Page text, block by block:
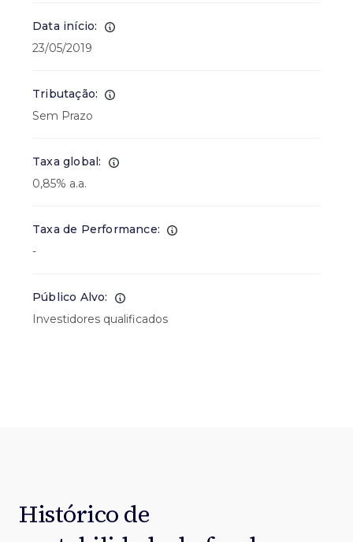
Data início:
23/05/2019
Tributação:
Sem Prazo
Taxa global:
0,85% a.a.
Taxa de Performance:
-
Público Alvo:
Investidores qualificados
Histórico de